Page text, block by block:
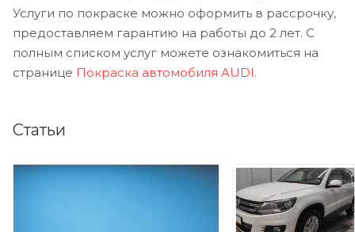
Услуги по покраске можно оформить в рассрочку,
предоставляем гарантию на работы до 2 лет. С
полным списком услуг можете ознакомиться на
странице Покраска автомобиля AUDI.
Статьи